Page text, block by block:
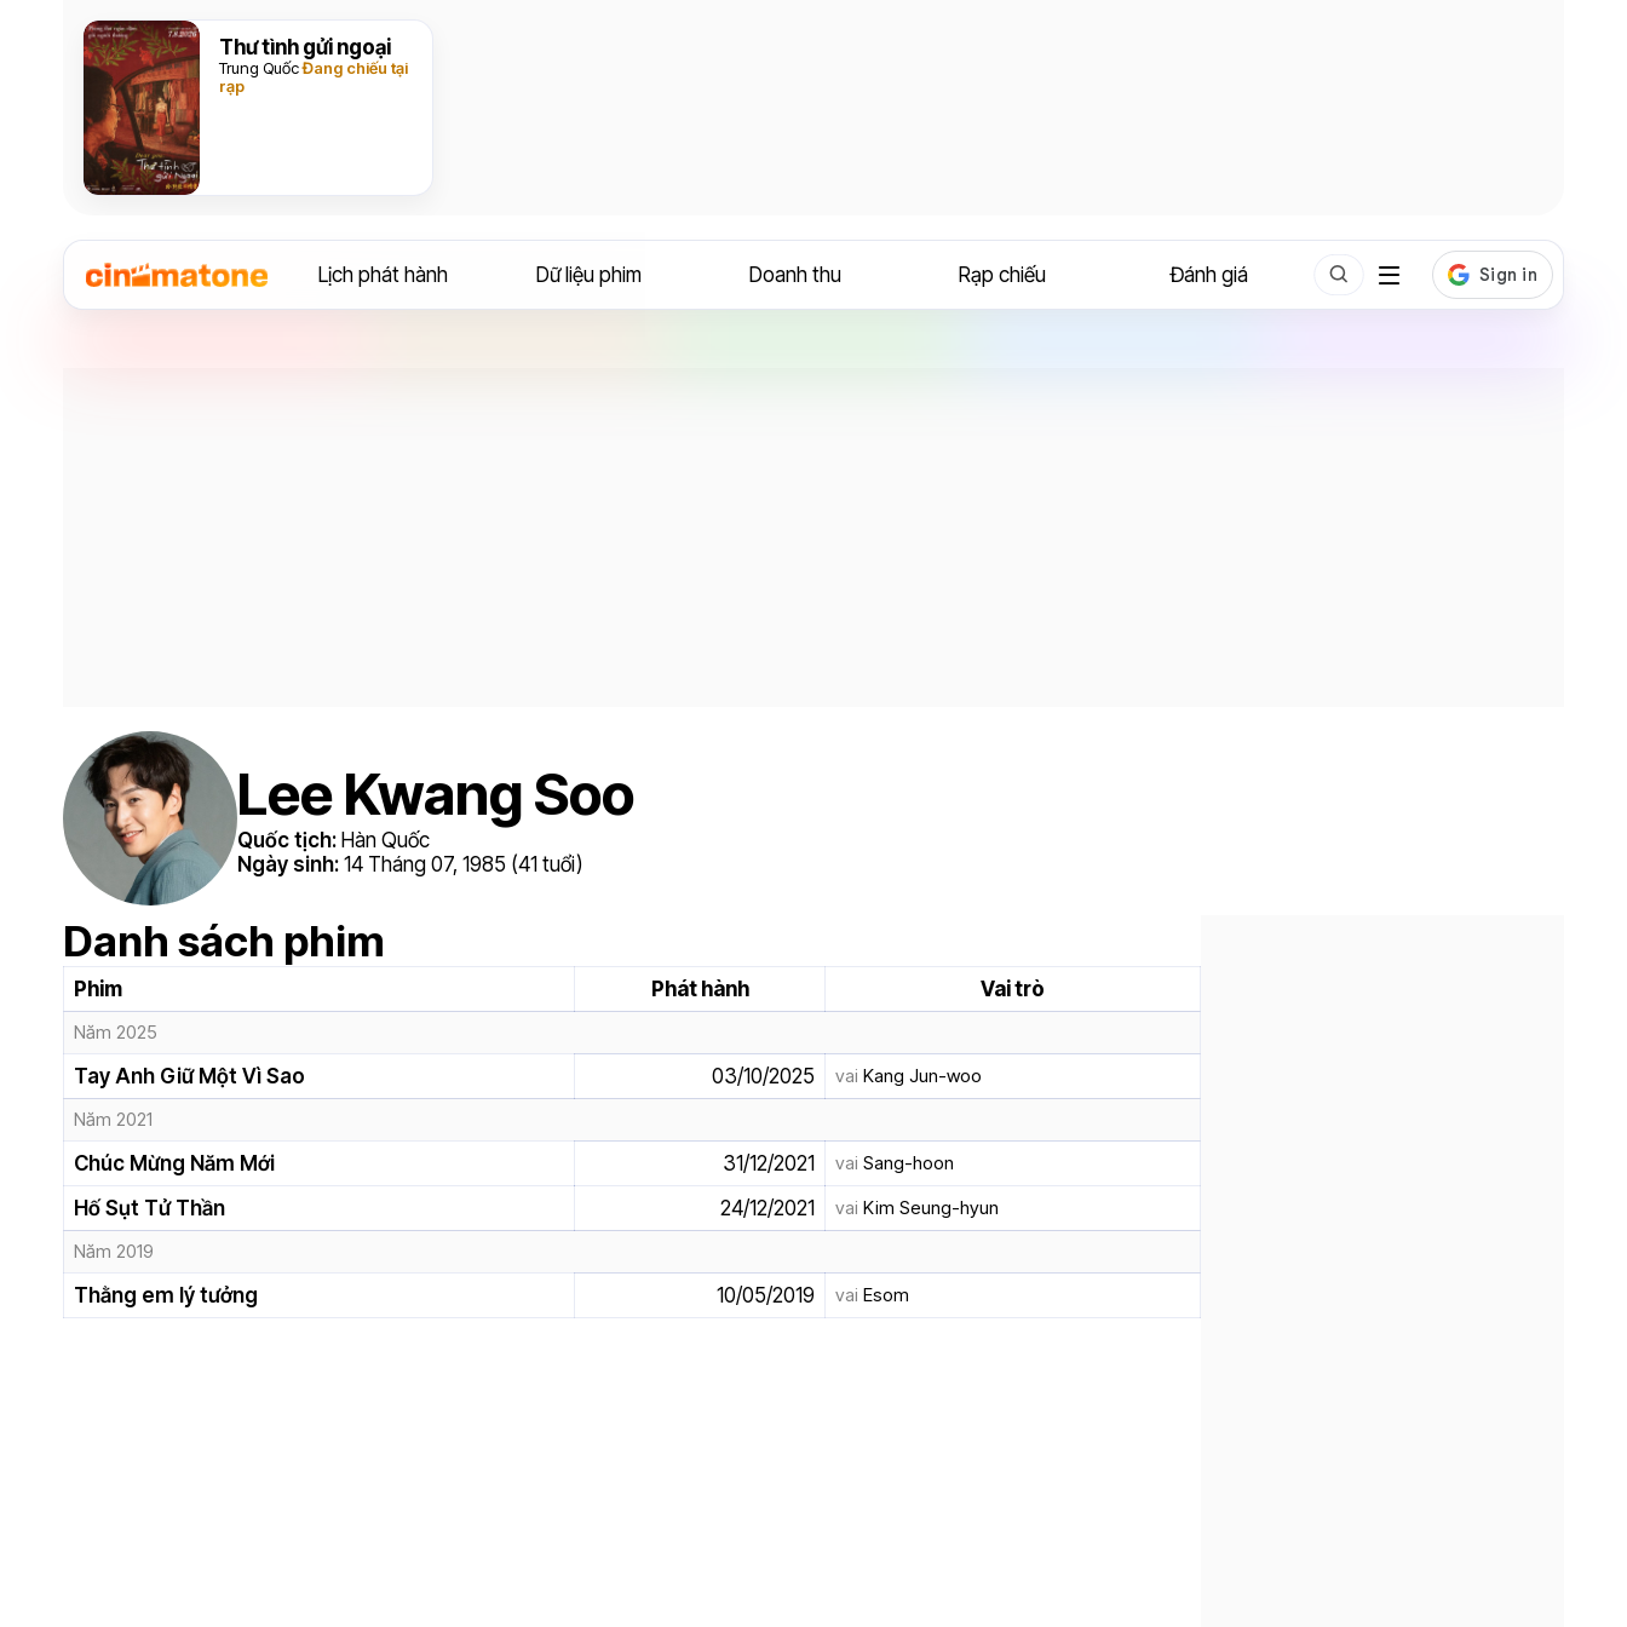
Thư tình gửi ngoại
Trung QuốcĐang chiếu tại
rạp
Lịch phát hành Dữ liệu phim Doanh thu Rạp chiếu Đánh giá
Lee Kwang Soo
Quốc tịch: Hàn Quốc
Ngày sinh: 14 Tháng 07, 1985 (41 tuổi)
Danh sách phim
Phim Phát hành Vai trò
Năm 2025
Tay Anh Giữ Một Vì Sao 03/10/2025 vai Kang Jun-woo
Năm 2021
Chúc Mừng Năm Mới 31/12/2021 vai Sang-hoon
Hố Sụt Tử Thần 24/12/2021 vai Kim Seung-hyun
Năm 2019
Thằng em lý tưởng 10/05/2019 vai Esom